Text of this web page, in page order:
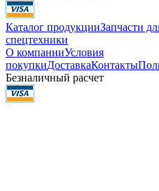
Каталог продукцииЗапчасти
спецтехники
О компанииУсловия
покупкиДоставкаКонтакты
Безналичный расчет